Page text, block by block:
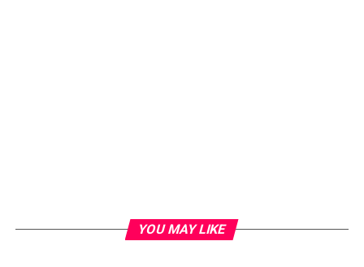
YOU MAY LIKE